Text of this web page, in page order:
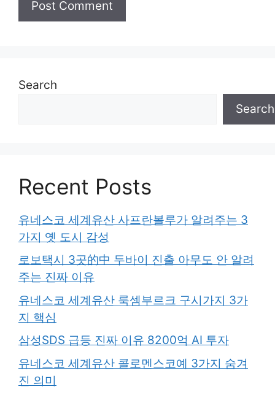
Search
Search
Recent Posts
유네스코 세계유산 사프란볼루가 알려주는 3
가지 옛 도시 감성
로보택시 3곳的中 두바이 진출 아무도 안 알려
주는 진짜 이유
유네스코 세계유산 룩셈부르크 구시가지 3가
지 핵심
삼성SDS 급등 진짜 이유 8200억 AI 투자
유네스코 세계유산 콜로멘스코예 3가지 숨겨
진 의미